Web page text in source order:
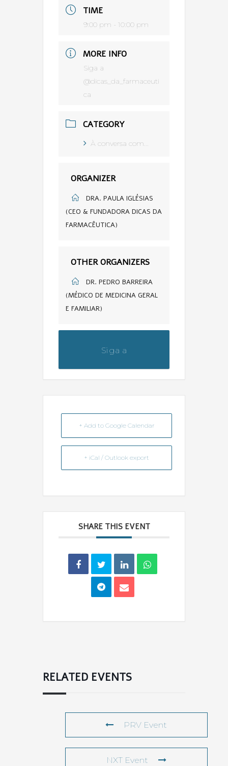
TIME
9:00 pm - 10:00 pm
MORE INFO
Siga a
@dicas_da_farmaceuti
ca
CATEGORY
À conversa com...
ORGANIZER
DRA. PAULA IGLÉSIAS
(CEO & FUNDADORA DICAS DA
FARMACÊUTICA)
OTHER ORGANIZERS
DR. PEDRO BARREIRA
(MÉDICO DE MEDICINA GERAL
E FAMILIAR)
Siga a
+ Add to Google Calendar
+ iCal / Outlook export
SHARE THIS EVENT
RELATED EVENTS
PRV Event
NXT Event